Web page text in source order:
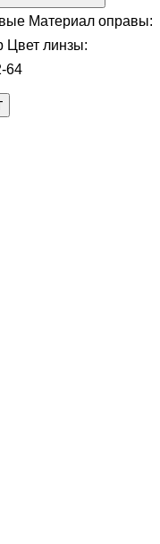
Материал оправы:
Цвет линзы:
64